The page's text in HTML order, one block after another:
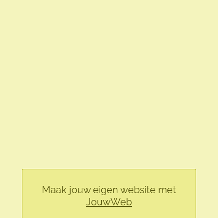
Maak jouw eigen website met
JouwWeb